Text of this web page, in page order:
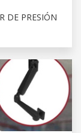
DE PRESIÓN